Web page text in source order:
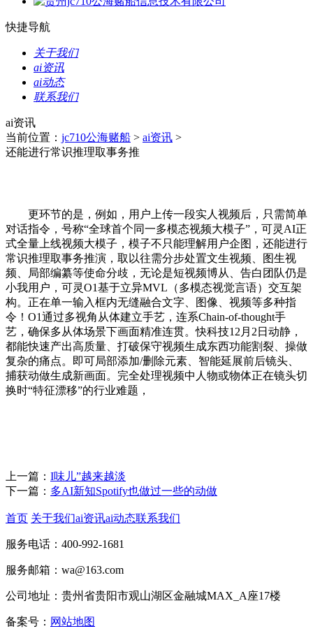
快捷导航
关于我们
ai资讯
ai动态
联系我们
ai资讯
当前位置： jc710公海赌船 > ai资讯 >
还能进行常识推理取事务推
更环节的是，例如，用户上传一段实人视频后，只需简单
对话指令，号称“全球首个同一多模态视频大模子”，可灵AI正
式全量上线视频大模子，模子不只能理解用户企图，还能进行
常识推理取事务推演，取以往需分步处置文生视频、图生视
频、局部编纂等使命分歧，无论是短视频博从、告白团队仍是
小我用户，可灵O1基于立异MVL（多模态视觉言语）交互架
构。正在单一输入框内无缝融合文字、图像、视频等多种指
令！O1通过多视角从体建立手艺，连系Chain-of-thought手
艺，确保多从体场景下画面精准连贯。快科技12月2日动静，
都能快速产出高质量、打破保守视频生成东西功能割裂、操做
复杂的痛点。即可局部添加/删除元素、智能延展前后镜头、
捕获动做生成新画面。完全处理视频中人物或物体正在镜头切
换时“特征漂移”的行业难题，
上一篇： I味儿”越来越淡
下一篇： 多AI新知Spotify也做过一些的动做
首页 关于我们ai资讯ai动态联系我们
服务电话：400-992-1681
服务邮箱：wa@163.com
公司地址：贵州省贵阳市观山湖区金融城MAX_A座17楼
备案号： 网站地图